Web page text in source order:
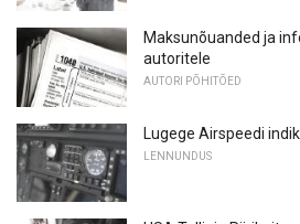
Maksunõuanded ja
autoritele
AUTORI PÕHITÕED
Lugege Airspeedi
LENNUNDUS